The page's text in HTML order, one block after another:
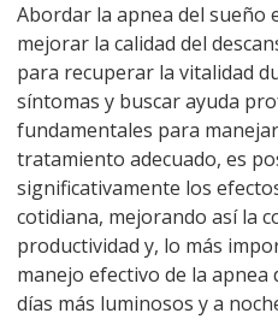
Abordar la apnea del sueño
mejorar la calidad del
para recuperar la vitalidad
síntomas y buscar ayuda
fundamentales para
tratamiento adecuado, es
significativamente los
cotidiana, mejorando así la
productividad y, lo más
manejo efectivo de la
días más luminosos y a